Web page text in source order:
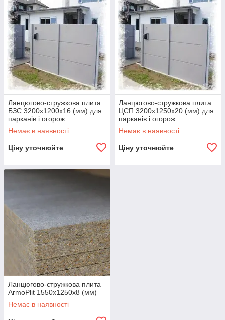
Ланцюгово-стружкова плита
БЗС 3200х1200х16 (мм) для
парканів і огорож
Немає в наявності
Ціну уточнюйте
Ланцюгово-стружкова плита
ЦСП 3200х1250х20 (мм) для
парканів і огорож
Немає в наявності
Ціну уточнюйте
Ланцюгово-стружкова плита
ArmoPlit 1550х1250х8 (мм)
Немає в наявності